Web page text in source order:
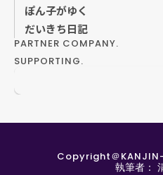
ぽん子がゆく
だいきち日記
PARTNER COMPANY.
SUPPORTING.
Copyright＠
執筆者：